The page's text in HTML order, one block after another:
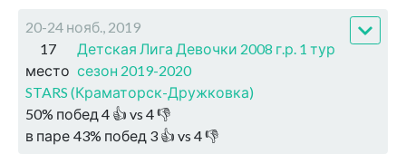
20-24 нояб., 2019
17
место
Детская Лига Девочки 2008 г.р. 1 тур
сезон 2019-2020
STARS (Краматорск-Дружковка)
50% побед 4 👍 vs 4👎
в паре 43% побед 3 👍 vs 4👎